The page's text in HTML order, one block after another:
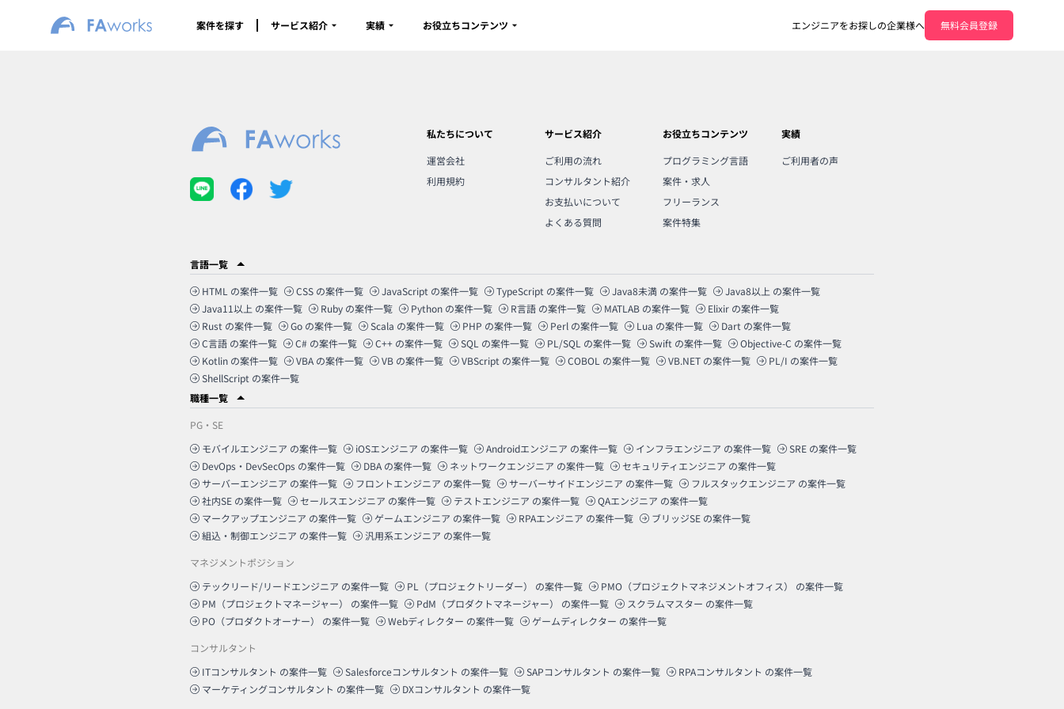
案件を探す サービス紹介 実績 お役立ちコンテンツ エンジニアをお探しの企業様へ 無料会員登録
私たちについて
運営会社
利用規約
サービス紹介
ご利用の流れ
コンサルタント紹介
お支払いについて
よくある質問
お役立ちコンテンツ
プログラミング言語
案件・求人
フリーランス
案件特集
実績
ご利用者の声
言語一覧
HTML の案件一覧 CSS の案件一覧 JavaScript の案件一覧 TypeScript の案件一覧 Java8未満 の案件一覧 Java8以上 の案件一覧
Java11以上 の案件一覧 Ruby の案件一覧 Python の案件一覧 R言語 の案件一覧 MATLAB の案件一覧 Elixir の案件一覧
Rust の案件一覧 Go の案件一覧 Scala の案件一覧 PHP の案件一覧 Perl の案件一覧 Lua の案件一覧 Dart の案件一覧
C言語 の案件一覧 C# の案件一覧 C++ の案件一覧 SQL の案件一覧 PL/SQL の案件一覧 Swift の案件一覧 Objective-C の案件一覧
Kotlin の案件一覧 VBA の案件一覧 VB の案件一覧 VBScript の案件一覧 COBOL の案件一覧 VB.NET の案件一覧 PL/I の案件一覧
ShellScript の案件一覧
職種一覧
PG・SE
モバイルエンジニア の案件一覧 iOSエンジニア の案件一覧 Androidエンジニア の案件一覧 インフラエンジニア の案件一覧 SRE の案件一覧
DevOps・DevSecOps の案件一覧 DBA の案件一覧 ネットワークエンジニア の案件一覧 セキュリティエンジニア の案件一覧
サーバーエンジニア の案件一覧 フロントエンジニア の案件一覧 サーバーサイドエンジニア の案件一覧 フルスタックエンジニア の案件一覧
社内SE の案件一覧 セールスエンジニア の案件一覧 テストエンジニア の案件一覧 QAエンジニア の案件一覧
マークアップエンジニア の案件一覧 ゲームエンジニア の案件一覧 RPAエンジニア の案件一覧 ブリッジSE の案件一覧
組込・制御エンジニア の案件一覧 汎用系エンジニア の案件一覧
マネジメントポジション
テックリード/リードエンジニア の案件一覧 PL（プロジェクトリーダー） の案件一覧 PMO（プロジェクトマネジメントオフィス）
の案件一覧
PM（プロジェクトマネージャー）
の案件一覧 PdM（プロダクトマネージャー） の案件一覧 スクラムマスター の案件一覧
PO（プロダクトオーナー）
の案件一覧 Webディレクター の案件一覧 ゲームディレクター の案件一覧
コンサルタント
ITコンサルタント の案件一覧 Salesforceコンサルタント の案件一覧 SAPコンサルタント の案件一覧 RPAコンサルタント の案件一覧
マーケティングコンサルタント の案件一覧 DXコンサルタント の案件一覧